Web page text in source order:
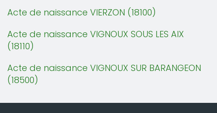
Acte de naissance VIERZON (18100)
Acte de naissance VIGNOUX SOUS LES AIX
(18110)
Acte de naissance VIGNOUX SUR BARANGEON
(18500)